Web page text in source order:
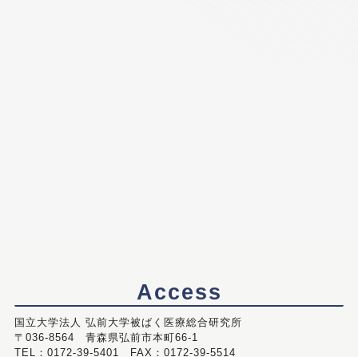
Access
国立大学法人 弘前大学被ばく医療総合研究所
〒036-8564 青森県弘前市本町66-1
TEL：0172-39-5401 FAX：0172-39-5514